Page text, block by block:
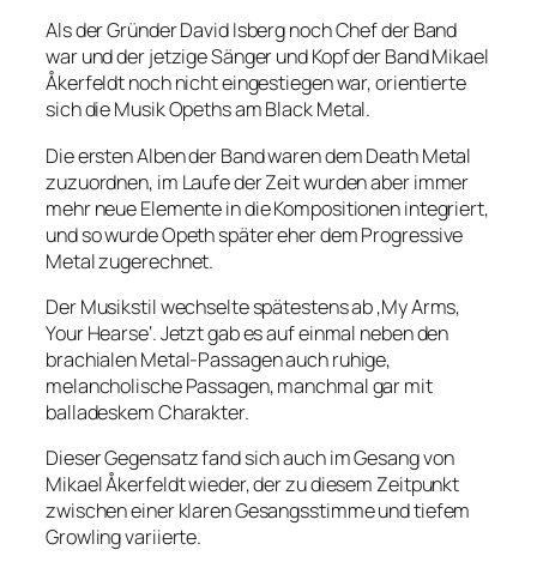
Als der Gründer David Isberg noch Chef der Band
war und der jetzige Sänger und Kopf der Band Mikael
Åkerfeldt noch nicht eingestiegen war, orientierte
sich die Musik Opeths am Black Metal.
Die ersten Alben der Band waren dem Death Metal
zuzuordnen, im Laufe der Zeit wurden aber immer
mehr neue Elemente in die Kompositionen integriert,
und so wurde Opeth später eher dem Progressive
Metal zugerechnet.
Der Musikstil wechselte spätestens ab ‚My Arms,
Your Hearse‘. Jetzt gab es auf einmal neben den
brachialen Metal-Passagen auch ruhige,
melancholische Passagen, manchmal gar mit
balladeskem Charakter.
Dieser Gegensatz fand sich auch im Gesang von
Mikael Åkerfeldt wieder, der zu diesem Zeitpunkt
zwischen einer klaren Gesangsstimme und tiefem
Growling variierte.